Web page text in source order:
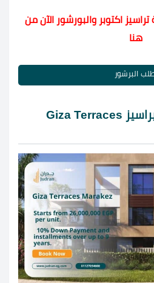
اكتوبر والبورشور الآن من
هنا
البرشور
اسعار كمبوند جيزة تيراسيز Giza Terraces